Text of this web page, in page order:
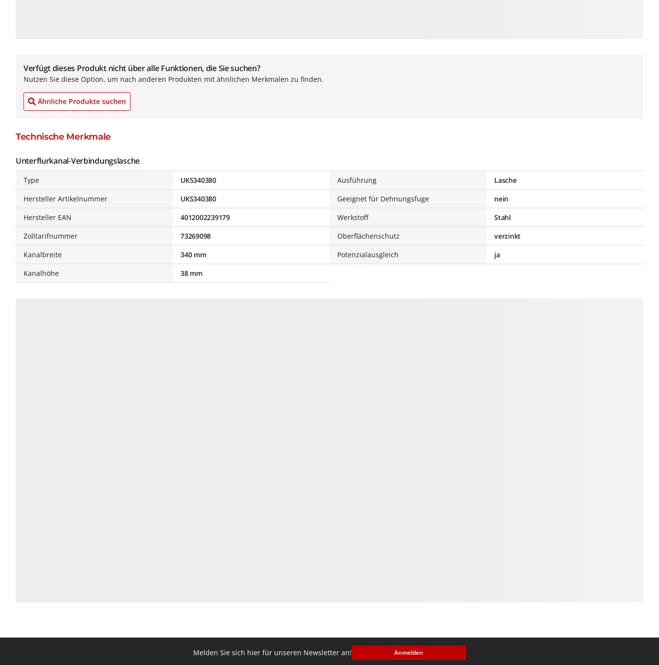
Verfügt dieses Produkt nicht über alle Funktionen, die Sie suchen?
Nutzen Sie diese Option, um nach anderen Produkten mit ähnlichen Merkmalen zu finden.
Ähnliche Produkte suchen
Technische Merkmale
Unterflurkanal-Verbindungslasche
Type
UKS340380
Hersteller Artikelnummer
UKS340380
Hersteller EAN
4012002239179
Zolltarifnummer
73269098
Kanalbreite
340 mm
Kanalhöhe
38 mm
Ausführung
Lasche
Geeignet für Dehnungsfuge
nein
Werkstoff
Stahl
Oberflächenschutz
verzinkt
Potenzialausgleich
ja
Melden Sie sich hier für unseren Newsletter an! Anmelden